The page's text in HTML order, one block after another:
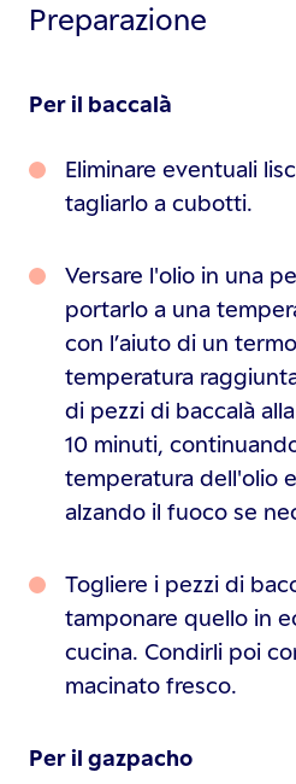
Preparazione
Per il baccalà
Eliminare eventuali
tagliarlo a cubotti.
Versare l'olio in una
portarlo a una
con l’aiuto di un
temperatura
di pezzi di baccalà
10 minuti,
temperatura dell'olio
alzando il fuoco se
Togliere i pezzi di
tamponare quello in
cucina. Condirli poi
macinato fresco.
Per il gazpacho